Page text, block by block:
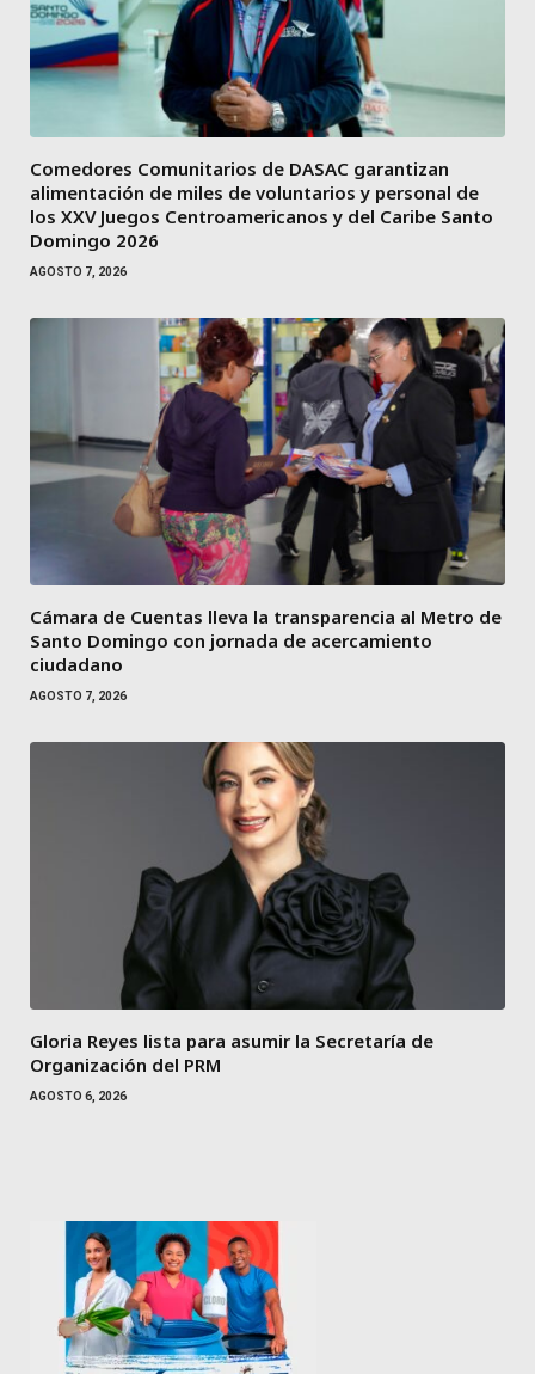
Comedores Comunitarios de DASAC garantizan
alimentación de miles de voluntarios y personal de
los XXV Juegos Centroamericanos y del Caribe Santo
Domingo 2026
AGOSTO 7, 2026
Cámara de Cuentas lleva la transparencia al Metro de
Santo Domingo con jornada de acercamiento
ciudadano
AGOSTO 7, 2026
Gloria Reyes lista para asumir la Secretaría de
Organización del PRM
AGOSTO 6, 2026